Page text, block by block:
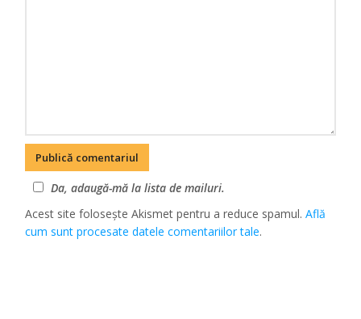
Da, adaugă-mă la lista de mailuri.
Acest site folosește Akismet pentru a reduce spamul.Află
cum sunt procesate datele comentariilor tale.